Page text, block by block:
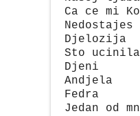
Ca ce mi
Djelozija
Sto
Djeni
Andjela
Fedra
Jedan od